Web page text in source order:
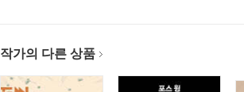
작가의 다른 상품